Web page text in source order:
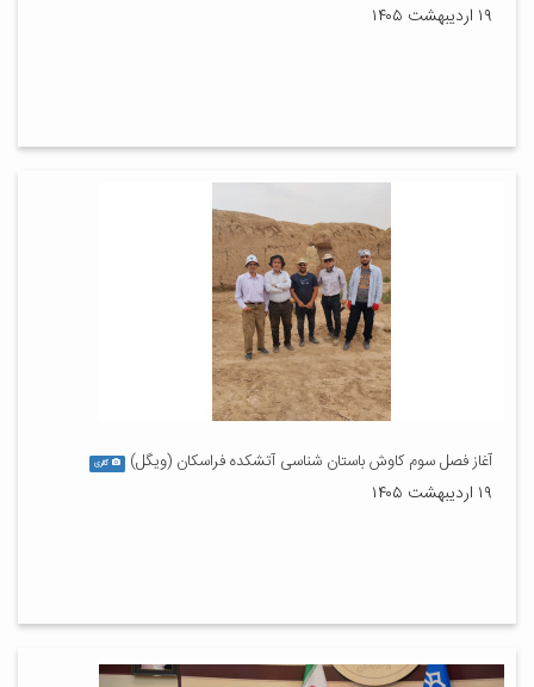
۱۹ اردیبهشت ۱۴۰۵
آغاز فصل سوم کاوش باستان شناسی آتشکده فراسکان (ویگل) گالری
۱۹ اردیبهشت ۱۴۰۵